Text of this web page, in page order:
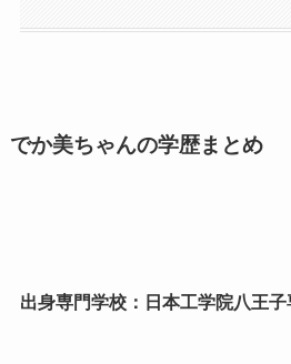
でか美ちゃんの学歴まとめ
出身専門学校：日本工学院八王